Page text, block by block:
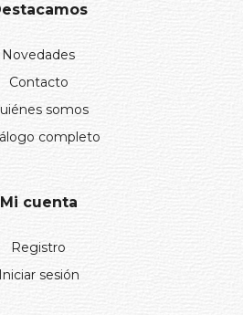
Novedades
Contacto
somos
completo
Mi cuenta
Registro
Iniciar sesión